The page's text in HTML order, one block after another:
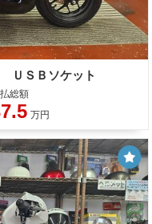
ＵＳＢソケット
総額
万円